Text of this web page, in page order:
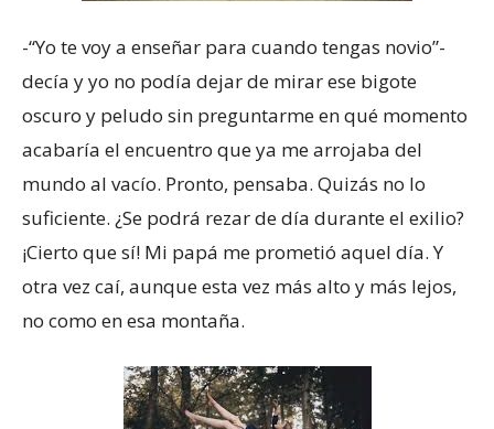
-“Yo te voy a enseñar para cuando tengas novio”-
decía y yo no podía dejar de mirar ese bigote
oscuro y peludo sin preguntarme en qué momento
acabaría el encuentro que ya me arrojaba del
mundo al vacío. Pronto, pensaba. Quizás no lo
suficiente. ¿Se podrá rezar de día durante el exilio?
¡Cierto que sí! Mi papá me prometió aquel día. Y
otra vez caí, aunque esta vez más alto y más lejos,
no como en esa montaña.